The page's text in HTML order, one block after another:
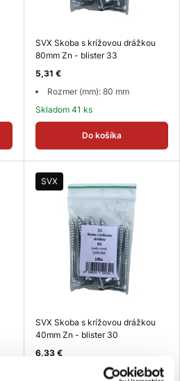
SVX Skoba s krížovou drážkou
80mm Zn - blister 33
5,31 €
Rozmer (mm): 80 mm
Skladom 41 ks
Do košíka
SVX
SVX Skoba s krížovou drážkou
40mm Zn - blister 30
6,33 €
Rozmer (mm): 40 mm